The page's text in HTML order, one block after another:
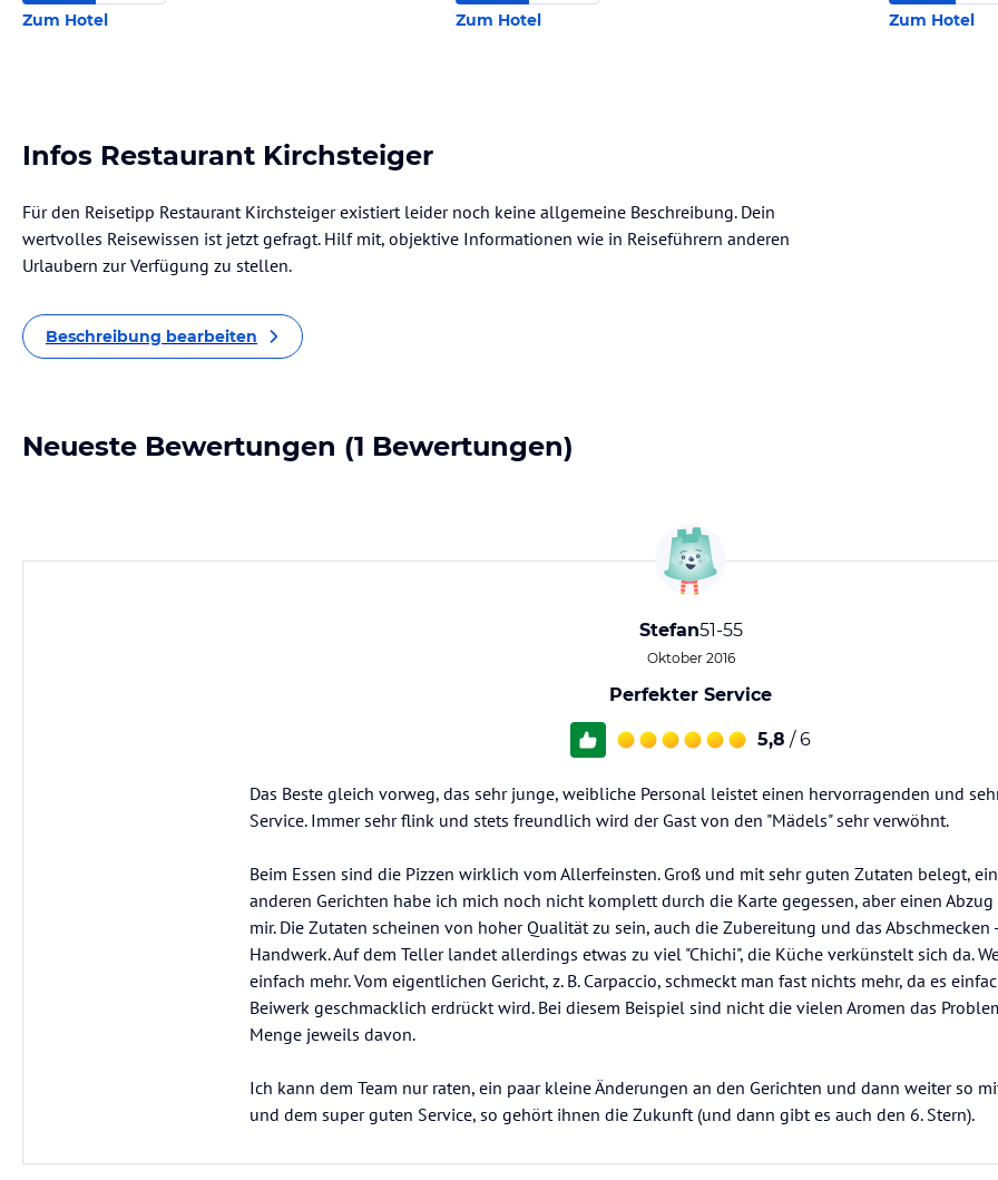
Zum Hotel Zum Hotel Zum Hotel
Infos Restaurant Kirchsteiger
Für den Reisetipp Restaurant Kirchsteiger existiert leider noch keine allgemeine Beschreibung. Dein
wertvolles Reisewissen ist jetzt gefragt. Hilf mit, objektive Informationen wie in Reiseführern anderen
Urlaubern zur Verfügung zu stellen.
Beschreibung bearbeiten
Neueste Bewertungen (1 Bewertungen)
Stefan51-55
Oktober 2016
Perfekter Service
5,8 / 6
Das Beste gleich vorweg, das sehr junge, weibliche Personal leistet einen hervorragenden und
Service. Immer sehr flink und stets freundlich wird der Gast von den "Mädels" sehr verwöhnt.
Beim Essen sind die Pizzen wirklich vom Allerfeinsten. Groß und mit sehr guten Zutaten belegt,
anderen Gerichten habe ich mich noch nicht komplett durch die Karte gegessen, aber einen
mir. Die Zutaten scheinen von hoher Qualität zu sein, auch die Zubereitung und das Abschmecken
Handwerk. Auf dem Teller landet allerdings etwas zu viel "Chichi", die Küche verkünstelt sich da.
einfach mehr. Vom eigentlichen Gericht, z. B. Carpaccio, schmeckt man fast nichts mehr, da es
Beiwerk geschmacklich erdrückt wird. Bei diesem Beispiel sind nicht die vielen Aromen das
Menge jeweils davon.
Ich kann dem Team nur raten, ein paar kleine Änderungen an den Gerichten und dann weiter so
und dem super guten Service, so gehört ihnen die Zukunft (und dann gibt es auch den 6. Stern).